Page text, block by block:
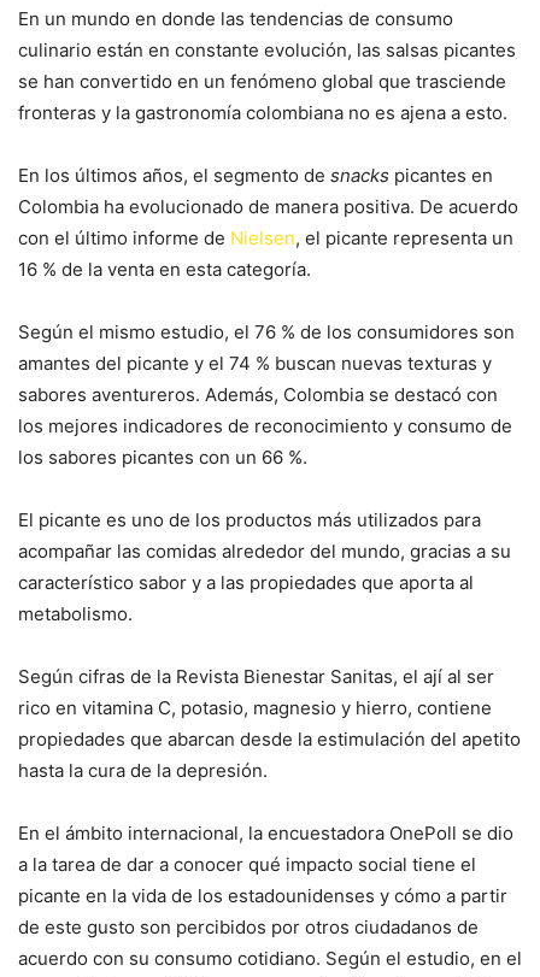
En un mundo en donde las tendencias de consumo
culinario están en constante evolución, las salsas picantes
se han convertido en un fenómeno global que trasciende
fronteras y la gastronomía colombiana no es ajena a esto.
En los últimos años, el segmento de snacks picantes en
Colombia ha evolucionado de manera positiva. De acuerdo
con el último informe de Nielsen, el picante representa un
16 % de la venta en esta categoría.
Según el mismo estudio, el 76 % de los consumidores son
amantes del picante y el 74 % buscan nuevas texturas y
sabores aventureros. Además, Colombia se destacó con
los mejores indicadores de reconocimiento y consumo de
los sabores picantes con un 66 %.
El picante es uno de los productos más utilizados para
acompañar las comidas alrededor del mundo, gracias a su
característico sabor y a las propiedades que aporta al
metabolismo.
Según cifras de la Revista Bienestar Sanitas, el ají al ser
rico en vitamina C, potasio, magnesio y hierro, contiene
propiedades que abarcan desde la estimulación del apetito
hasta la cura de la depresión.
En el ámbito internacional, la encuestadora OnePoll se dio
a la tarea de dar a conocer qué impacto social tiene el
picante en la vida de los estadounidenses y cómo a partir
de este gusto son percibidos por otros ciudadanos de
acuerdo con su consumo cotidiano. Según el estudio, en el